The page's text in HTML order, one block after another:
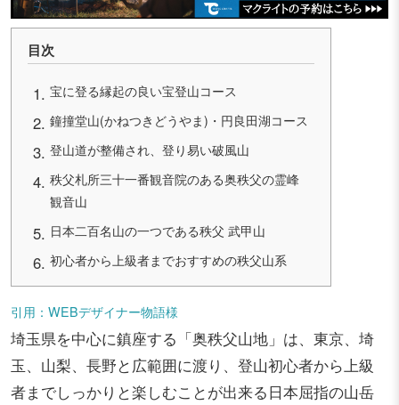
目次
宝に登る縁起の良い宝登山コース
鐘撞堂山(かねつきどうやま)・円良田湖コース
登山道が整備され、登り易い破風山
秩父札所三十一番観音院のある奥秩父の霊峰
観音山
日本二百名山の一つである秩父 武甲山
初心者から上級者までおすすめの秩父山系
引用：WEBデザイナー物語様
埼玉県を中心に鎮座する「奥秩父山地」は、東京、埼
玉、山梨、長野と広範囲に渡り、登山初心者から上級
者までしっかりと楽しむことが出来る日本屈指の山岳